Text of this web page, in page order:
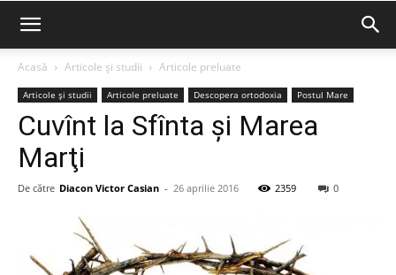
Acasă
Articole şi studii Articole preluate
Articole şi studii Articole preluate Descopera ortodoxia Postul Mare
Cuvînt la Sfînta şi Marea
Marţi
De către Diacon Victor Casian - 26 aprilie 2016 2359 0